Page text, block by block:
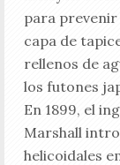
para prevenir
capa de
rellenos de
los futones
En 1899, el
Marshall
helicoidales